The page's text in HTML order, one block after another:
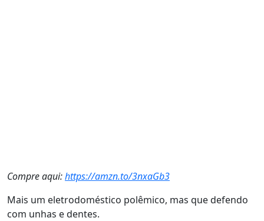
Compre aqui:https://amzn.to/3nxaGb3
Mais um eletrodoméstico polêmico, mas que defendo
com unhas e dentes.